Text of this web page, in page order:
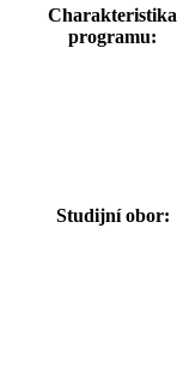
Charakteristika
programu:
Studijní obor: